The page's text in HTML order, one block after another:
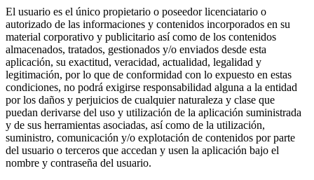
El usuario es el único propietario o poseedor licenciatario o
autorizado de las informaciones y contenidos incorporados en su
material corporativo y publicitario así como de los contenidos
almacenados, tratados, gestionados y/o enviados desde esta
aplicación, su exactitud, veracidad, actualidad, legalidad y
legitimación, por lo que de conformidad con lo expuesto en estas
condiciones, no podrá exigirse responsabilidad alguna a la entidad
por los daños y perjuicios de cualquier naturaleza y clase que
puedan derivarse del uso y utilización de la aplicación suministrada
y de sus herramientas asociadas, así como de la utilización,
suministro, comunicación y/o explotación de contenidos por parte
del usuario o terceros que accedan y usen la aplicación bajo el
nombre y contraseña del usuario.